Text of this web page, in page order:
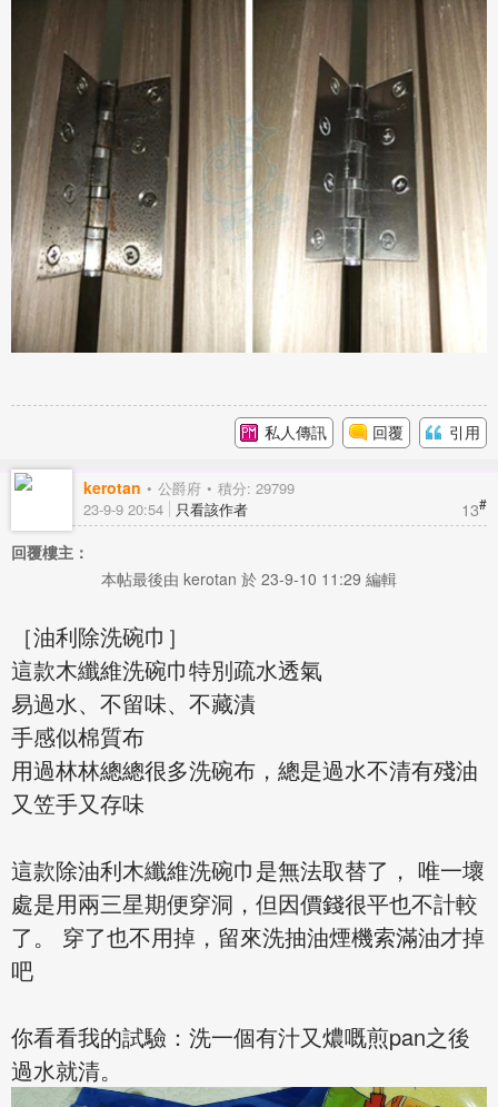
私人傳訊 回覆 引用
kerotan 公爵府 積分: 29799
13#
23-9-9 20:54 只看該作者
回覆樓主：
本帖最後由 kerotan 於 23-9-10 11:29 編輯
［油利除洗碗巾］
這款木纖維洗碗巾特別疏水透氣
易過水、不留味、不藏漬
手感似棉質布
用過林林總總很多洗碗布，總是過水不清有殘油
又笠手又存味
這款除油利木纖維洗碗巾是無法取替了， 唯一壞
處是用兩三星期便穿洞，但因價錢很平也不計較
了。 穿了也不用掉，留來洗抽油煙機索滿油才掉
吧
你看看我的試驗：洗一個有汁又燶嘅煎pan之後
過水就清。